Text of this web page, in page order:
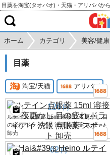
ホーム カテゴリ 美容/健康
目薬
淘宝/天猫 アリババ
126 円
ルテイン点眼薬 15ml 溶接工 夜更かし 目
の疲れ ドライアイ 洗眼 点眼薬 スポット
卸売
62 円